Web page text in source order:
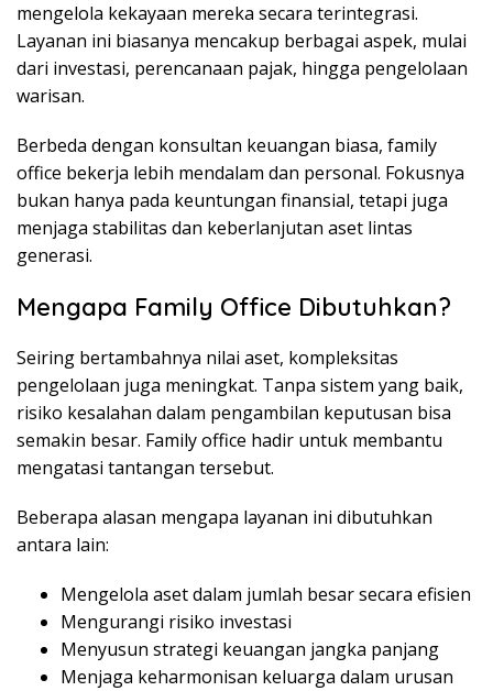
mengelola kekayaan mereka secara terintegrasi.
Layanan ini biasanya mencakup berbagai aspek, mulai
dari investasi, perencanaan pajak, hingga pengelolaan
warisan.
Berbeda dengan konsultan keuangan biasa, family
office bekerja lebih mendalam dan personal. Fokusnya
bukan hanya pada keuntungan finansial, tetapi juga
menjaga stabilitas dan keberlanjutan aset lintas
generasi.
Mengapa Family Office Dibutuhkan?
Seiring bertambahnya nilai aset, kompleksitas
pengelolaan juga meningkat. Tanpa sistem yang baik,
risiko kesalahan dalam pengambilan keputusan bisa
semakin besar. Family office hadir untuk membantu
mengatasi tantangan tersebut.
Beberapa alasan mengapa layanan ini dibutuhkan
antara lain:
Mengelola aset dalam jumlah besar secara efisien
Mengurangi risiko investasi
Menyusun strategi keuangan jangka panjang
Menjaga keharmonisan keluarga dalam urusan